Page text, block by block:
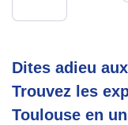
Dites adieu
Trouvez les
Toulouse en